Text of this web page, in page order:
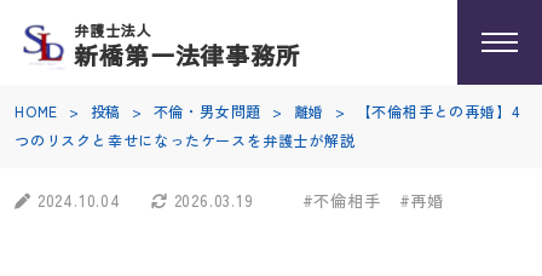
弁護士法人
新橋第一法律事務所
HOME > 投稿 > 不倫・男女問題 > 離婚 >
つのリスクと幸せになったケースを弁護士が解説
2024.10.04 2026.03.19 #不倫相手 #再婚